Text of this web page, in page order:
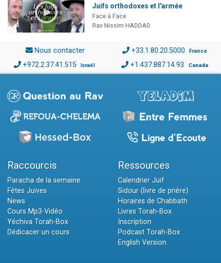
Juifs orthodoxes et l'armée
Face à Face
Rav Nissim HADDAD
Nous contacter +33.1.80.20.5000 France
+972.2.37.41.515 Israël +1.437.887.14.93 Canada
Raccourcis
Paracha de la semaine
Fêtes Juives
News
Cours Mp3-Vidéo
Yéchiva Torah-Box
Dédicacer un cours
Ressources
Calendrier Juif
Sidour (livre de prière)
Horaires de Chabbath
Livres Torah-Box
Inscription
Podcast Torah-Box
English Version